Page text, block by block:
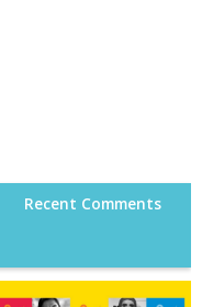
Recent Comments